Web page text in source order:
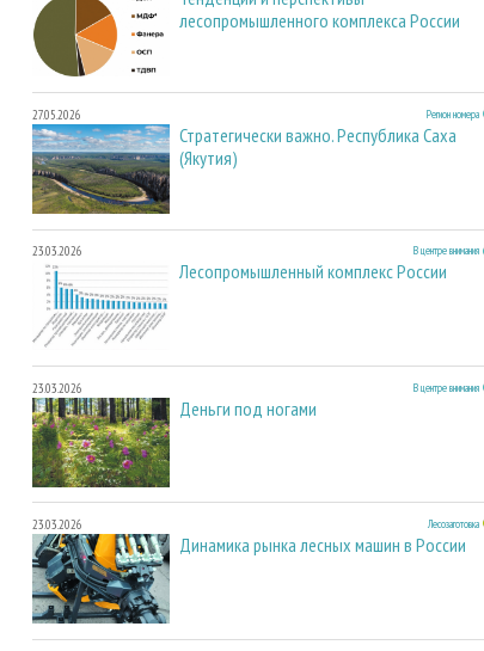
лесопромышленного комплекса России
27.05.2026 Регион номера
Стратегически важно. Республика Саха
(Якутия)
23.03.2026 В центре внимания
Лесопромышленный комплекс России
23.03.2026 В центре внимания
Деньги под ногами
23.03.2026 Лесозаготовка
Динамика рынка лесных машин в России